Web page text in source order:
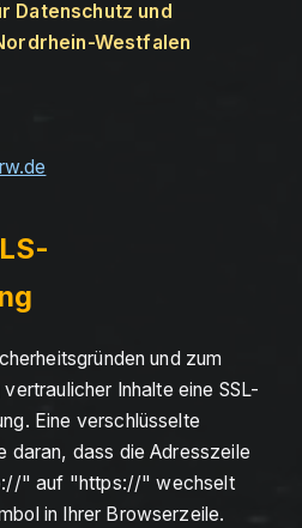
Datenschutz und
Westfalen
und zum
Inhalte eine SSL-
Eine verschlüsselte
daran, dass die Adresszeile
" auf "https://" wechselt
in Ihrer Browserzeile.